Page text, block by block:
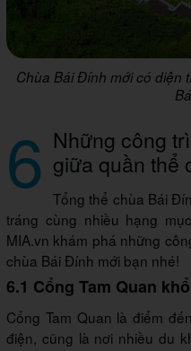
Chùa Bái Đính mới có diện
6 Những công
giữa quần thể
Tổng thể chùa Bái
tráng cùng nhiều hạng
MIA.vn khám phá những
chùa Bái Đính mới bạn nhé!
6.1 Cổng Tam Quan
Cổng Tam Quan là điểm
điện, cũng là nơi nhiều du